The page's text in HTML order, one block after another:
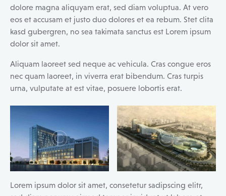
dolore magna aliquyam erat, sed diam voluptua. At vero
eos et accusam et justo duo dolores et ea rebum. Stet clita
kasd gubergren, no sea takimata sanctus est Lorem ipsum
dolor sit amet.
Aliquam laoreet sed neque ac vehicula. Cras congue eros
nec quam laoreet, in viverra erat bibendum. Cras turpis
urna, vulputate at est vitae, posuere lobortis erat.
Lorem ipsum dolor sit amet, consetetur sadipscing elitr,